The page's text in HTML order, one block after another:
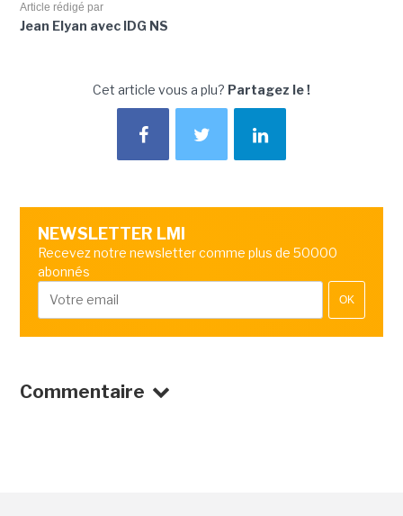
Article rédigé par
Jean Elyan avec IDG NS
Cet article vous a plu? Partagez le !
NEWSLETTER LMI
Recevez notre newsletter comme plus de 50000
abonnés
OK
Commentaire